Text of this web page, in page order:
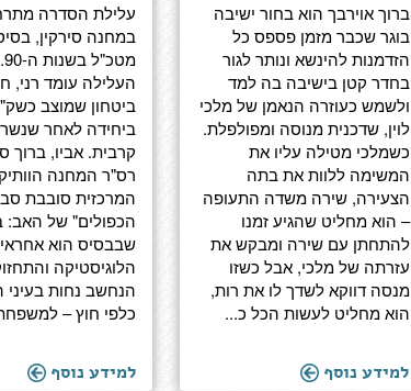
ברוך אוירבך הוא בחור ישיבה
בוגר שכבר מזמן פספס כל
הזדמנות להינשא ונותר לגור
בחדר קטן בישיבה בה למד
ולשמש כעוזרה הנאמן של מלכי
לוין, שדכנית מנוסה ומפולפלת.
כשמלכי מטילה עליו את
המשימה ללוות את בתה
הצעירה, שירה משדה התעופה
– הוא מחליט שהגיע זמנו
להתחתן עם שירה ומבקש את
עזרתה של מלכי, אבל כשזו
מנסה דווקא לשדך לו את רות,
הוא מחליט לעשות הכל כ...
למידע נוסף
עלילת הסדרה
במחנה סירקין,
העלילה עומד רני,
ביטחון שמוצב
ביחידה לאחר שנשר
קרבית. אביו, ברוך
רס"ר המחנה
המרכזית סובבת
הכפולים" של האב:
שבבסיס הוא
הלוגיסטיקה
הנחשב נחות בעיני
כלפי חוץ –
למידע נוסף